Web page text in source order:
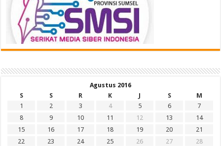
Agustus 2016
S
S R K J S
M
1
2 3 4 5 6
7
8
9 10 11 12 13
14
15
16 17 18 19 20
21
22
23 24 25 26 27
28